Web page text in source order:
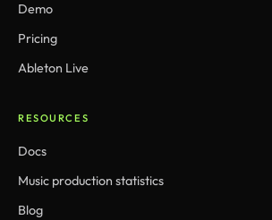
Demo
Pricing
Ableton Live
RESOURCES
Docs
Music production statistics
Blog